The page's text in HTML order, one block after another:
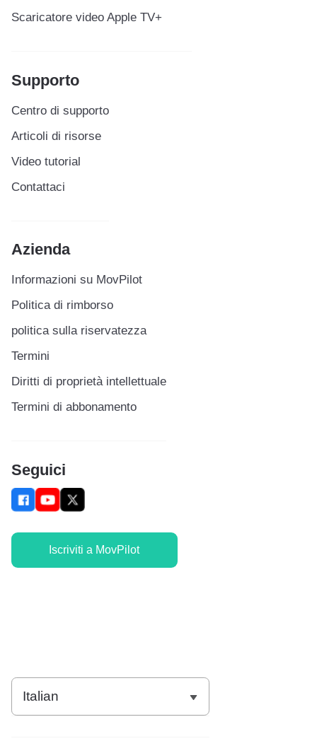
Scaricatore video Apple TV+
Supporto
Centro di supporto
Articoli di risorse
Video tutorial
Contattaci
Azienda
Informazioni su MovPilot
Politica di rimborso
politica sulla riservatezza
Termini
Diritti di proprietà intellettuale
Termini di abbonamento
Seguici
Iscriviti a MovPilot